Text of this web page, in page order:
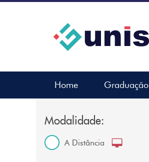
Home Graduação
Modalidade:
A Distância